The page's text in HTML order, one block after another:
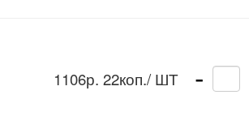
1106р. 22коп./ ШТ -